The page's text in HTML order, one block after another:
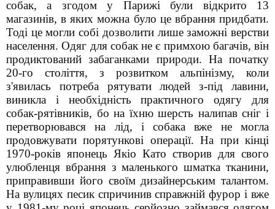
собак, а згодом у Парижі були відкрито 13
магазинів, в яких можна було це вбрання придбати.
Тоді це могли собі дозволити лише заможні верстви
населення. Одяг для собак не є примхою багачів, він
продиктований забаганками природи. На початку
20-го століття, з розвитком альпінізму, коли
з'явилась потреба рятувати людей з-під лавини,
виникла і необхідність практичного одягу для
собак-рятівників, бо на їхню шерсть налипав сніг і
перетворювався на лід, і собака вже не могла
продовжувати порятункові операції. На при кінці
1970-років японець Якіо Като створив для свого
улюбленця вбрання з маленького шматка тканини,
приправивши його своїм дизайнерським талантом.
На вулицях песик спричинив справжній фурор і вже